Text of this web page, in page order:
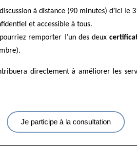
à distance (90 minutes) d’ici le
et accessible à tous.
remporter l’un des deux
directement à améliorer les
Je participe à la consultation